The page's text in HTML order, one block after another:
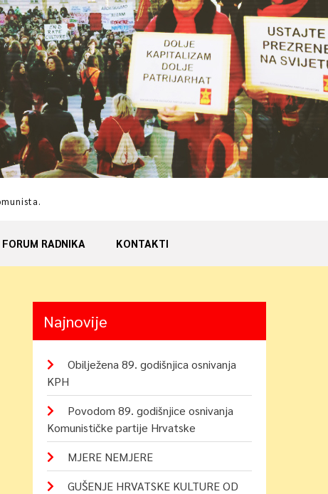
FORUM RADNIKA KONTAKTI
Najnovije
Obilježena 89. godišnjica osnivanja
KPH
Povodom 89. godišnjice osnivanja
Komunističke partije Hrvatske
MJERE NEMJERE
GUŠENJE HRVATSKE KULTURE OD